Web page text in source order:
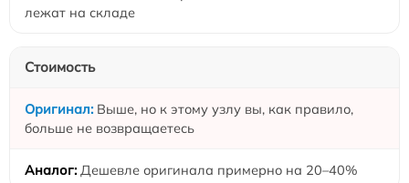
лежат на складе
Стоимость
Выше, но к этому узлу вы, как правило,
больше не возвращаетесь
Дешевле оригинала примерно на 20–40%